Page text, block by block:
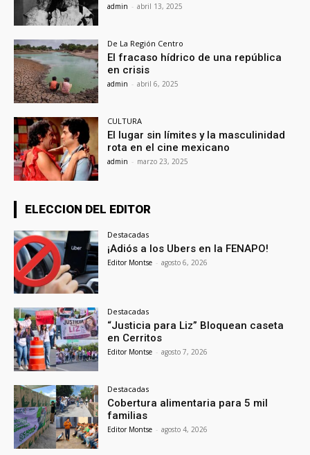
admin - abril 13, 2025
De La Región Centro
El fracaso hídrico de una república
en crisis
admin - abril 6, 2025
CULTURA
El lugar sin límites y la masculinidad
rota en el cine mexicano
admin - marzo 23, 2025
ELECCION DEL EDITOR
Destacadas
¡Adiós a los Ubers en la FENAPO!
Editor Montse - agosto 6, 2026
Destacadas
“Justicia para Liz” Bloquean caseta
en Cerritos
Editor Montse - agosto 7, 2026
Destacadas
Cobertura alimentaria para 5 mil
familias
Editor Montse - agosto 4, 2026